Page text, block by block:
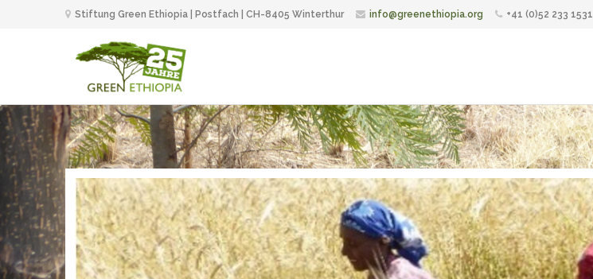
Stiftung Green Ethiopia | Postfach | CH-8405 Winterthur info@greenethiopia.org +41 (0)52 233 1531